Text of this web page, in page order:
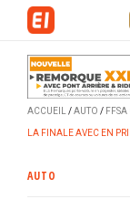
ACCUEIL AUTO FFSA
LA FINALE AVEC EN
AUTO